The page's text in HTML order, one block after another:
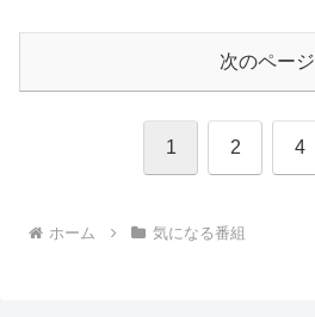
次のページ
1 2 4
ホーム 気になる番組